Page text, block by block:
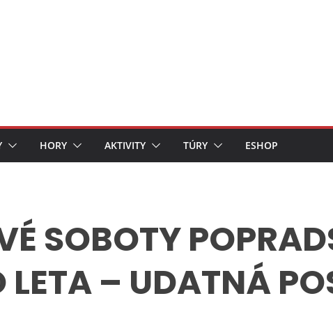
HORY AKTIVITY TÚRY ESHOP
SOBOTY
LETA – UDATNÁ